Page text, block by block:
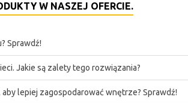
W NASZEJ OFERCIE.
Sprawdź!
Jakie są zalety tego rozwiązania?
aby lepiej zagospodarować wnętrze? Sprawdź!